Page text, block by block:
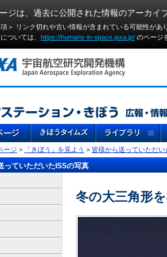
ジは、過去に公開された情報のアーカイ
項＞ リンク切れや古い情報が含まれている可能性が
ついては、 https://humans-in-space.jaxa.jp/ のページ
ージ > 「きぼう」を見よう > 皆様から送っていただい
っていただいたISSの写真
冬の大三角形